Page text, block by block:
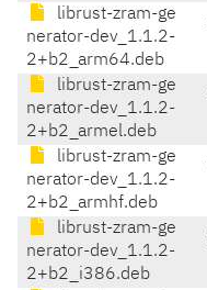
librust-zram-ge
nerator-dev_1.1.2-
2+b2_arm64.deb
librust-zram-ge
nerator-dev_1.1.2-
2+b2_armel.deb
librust-zram-ge
nerator-dev_1.1.2-
2+b2_armhf.deb
librust-zram-ge
nerator-dev_1.1.2-
2+b2_i386.deb